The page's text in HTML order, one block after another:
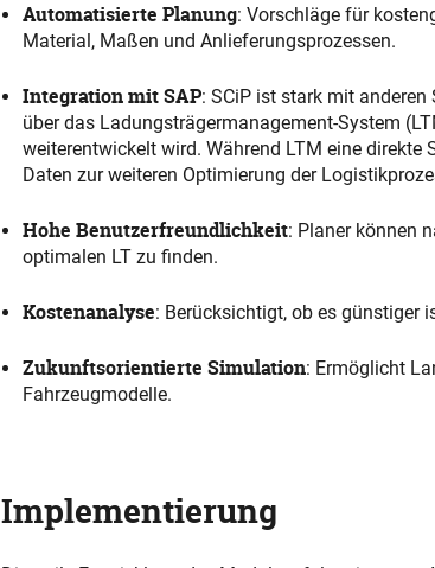
Automatisierte Planung: Vorschläge für
Material, Maßen und Anlieferungsprozessen.
Integration mit SAP: SCiP ist stark mit anderen
über das Ladungsträgermanagement-System
weiterentwickelt wird. Während LTM eine direkte
Daten zur weiteren Optimierung der
Hohe Benutzerfreundlichkeit: Planer können
optimalen LT zu finden.
Kostenanalyse: Berücksichtigt, ob es günstiger
Zukunftsorientierte Simulation: Ermöglicht
Fahrzeugmodelle.
Implementierung